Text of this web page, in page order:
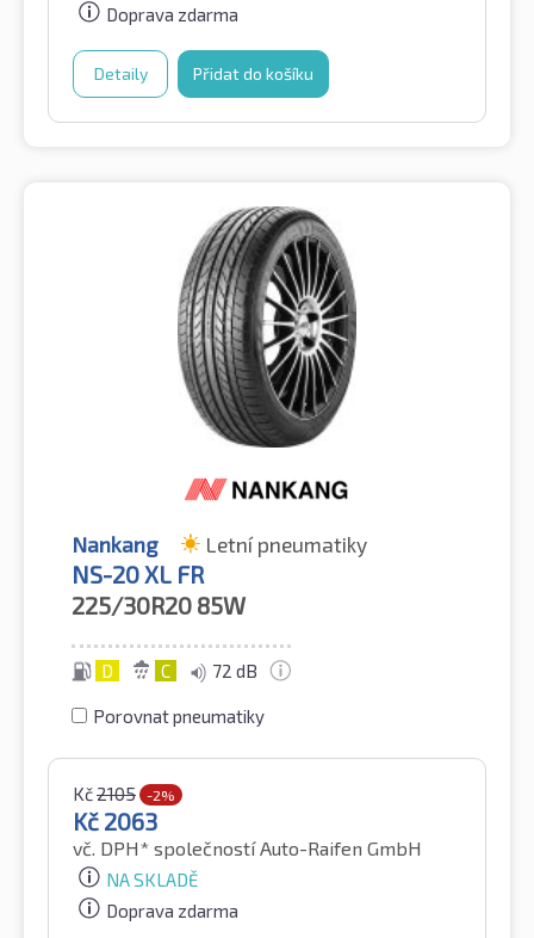
Doprava zdarma
Detaily Přidat do košíku
Nankang Letní pneumatiky
NS-20 XL FR
225/30R20 85W
D C 72 dB
Porovnat pneumatiky
Kč2105 -2%
Kč 2063
vč. DPH* společností Auto-Raifen GmbH
NA SKLADĚ
Doprava zdarma